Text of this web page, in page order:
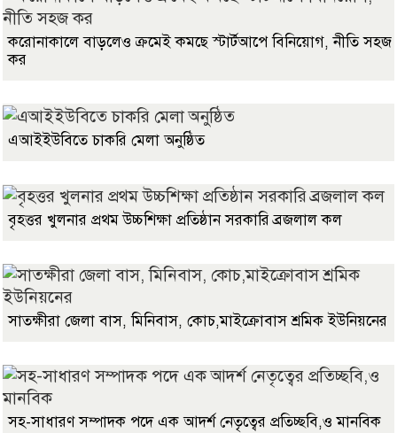
করোনাকালে বাড়লেও ক্রমেই কমছে স্টার্টআপে বিনিয়োগ, নীতি সহজ
কর
এআইইউবিতে চাকরি মেলা অনুষ্ঠিত
বৃহত্তর খুলনার প্রথম উচ্চশিক্ষা প্রতিষ্ঠান সরকারি ব্রজলাল কল
সাতক্ষীরা জেলা বাস, মিনিবাস, কোচ,মাইক্রোবাস শ্রমিক ইউনিয়নের
সহ-সাধারণ সম্পাদক পদে এক আদর্শ নেতৃত্বের প্রতিচ্ছবি,ও মানবিক